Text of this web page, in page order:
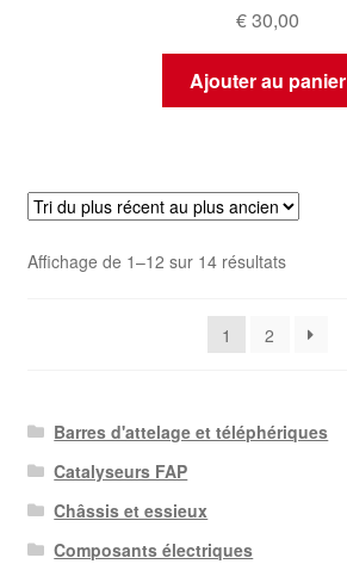
€30,00
Ajouter au panier
Affichage de 1–12 sur 14 résultatsTrié
récent
1 2
Barres d'attelage et téléphériques
Catalyseurs FAP
Châssis et essieux
Composants électriques